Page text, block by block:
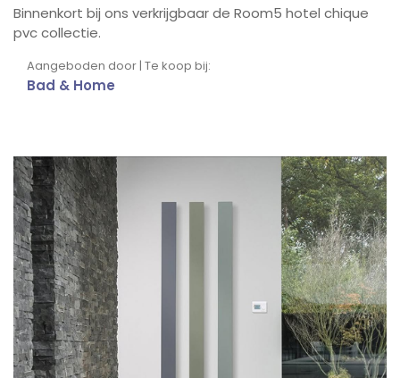
Binnenkort bij ons verkrijgbaar de Room5 hotel chique
pvc collectie.
Aangeboden door | Te koop bij:
Bad & Home